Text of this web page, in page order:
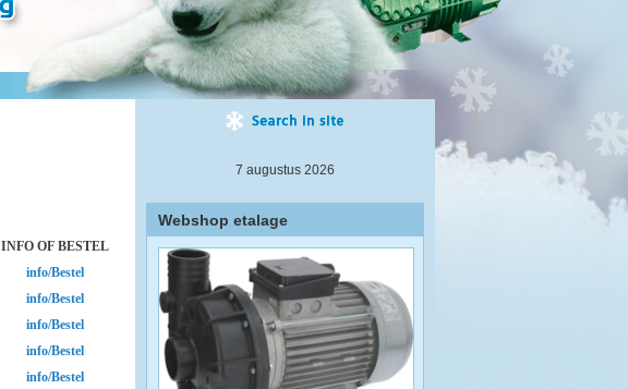
INFO OF BESTEL
info/Bestel
info/Bestel
info/Bestel
info/Bestel
info/Bestel
7 augustus 2026
Webshop etalage